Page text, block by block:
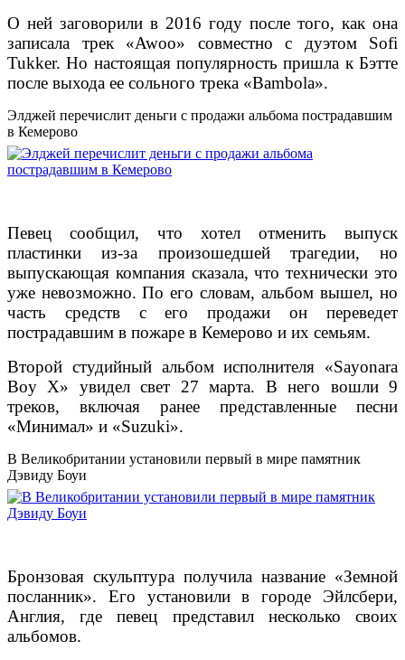
О ней заговорили в 2016 году после того, как она
записала трек «Awoo» совместно с дуэтом Sofi
Tukker. Но настоящая популярность пришла к Бэтте
после выхода ее сольного трека «Bambola».
Элджей перечислит деньги с продажи альбома пострадавшим
в Кемерово
Певец сообщил, что хотел отменить выпуск
пластинки из-за произошедшей трагедии, но
выпускающая компания сказала, что технически это
уже невозможно. По его словам, альбом вышел, но
часть средств с его продажи он переведет
пострадавшим в пожаре в Кемерово и их семьям.
Второй студийный альбом исполнителя «Sayonara
Boy X» увидел свет 27 марта. В него вошли 9
треков, включая ранее представленные песни
«Минимал» и «Suzuki».
В Великобритании установили первый в мире памятник
Дэвиду Боуи
Бронзовая скульптура получила название «Земной
посланник». Его установили в городе Эйлсбери,
Англия, где певец представил несколько своих
альбомов.